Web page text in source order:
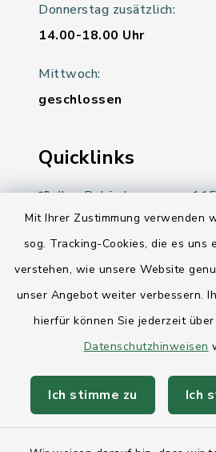
Mit Ihrer Zustimmung verwenden
sog. Tracking-Cookies, die es uns
verstehen, wie unsere Website
unser Angebot weiter verbessern.
hierfür können Sie jederzeit
Datenschutzhinweisen
Ich stimme zu Ich
Donnerstag zusätzlich:
14.00-18.00 Uhr
Mittwoch:
geschlossen
Quicklinks
Ihre Behördennummer
Kreis Rendsburg-
AktivRegion
Kontakt